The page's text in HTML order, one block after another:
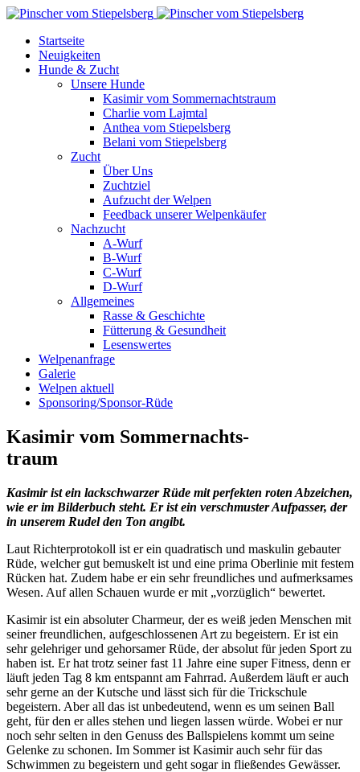
Startseite
Neuigkeiten
Hunde & Zucht
Unsere Hunde
Kasimir vom Sommernachtstraum
Charlie vom Lajmtal
Anthea vom Stiepelsberg
Belani vom Stiepelsberg
Zucht
Über Uns
Zuchtziel
Aufzucht der Welpen
Feedback unserer Welpenkäufer
Nachzucht
A-Wurf
B-Wurf
C-Wurf
D-Wurf
Allgemeines
Rasse & Geschichte
Fütterung & Gesundheit
Lesenswertes
Welpenanfrage
Galerie
Welpen aktuell
Sponsoring/Sponsor-Rüde
Kasimir vom Sommernachts-
traum
Kasimir ist ein lackschwarzer Rüde mit perfekten roten Abzeichen,
wie er im Bilderbuch steht. Er ist ein verschmuster Aufpasser, der
in unserem Rudel den Ton angibt.
Laut Richterprotokoll ist er ein quadratisch und maskulin gebauter
Rüde, welcher gut bemuskelt ist und eine prima Oberlinie mit festem
Rücken hat. Zudem habe er ein sehr freundliches und aufmerksames
Wesen. Auf allen Schauen wurde er mit „vorzüglich“ bewertet.
Kasimir ist ein absoluter Charmeur, der es weiß jeden Menschen mit
seiner freundlichen, aufgeschlossenen Art zu begeistern. Er ist ein
sehr gelehriger und gehorsamer Rüde, der absolut für jeden Sport zu
haben ist. Er hat trotz seiner fast 11 Jahre eine super Fitness, denn er
läuft jeden Tag 8 km entspannt am Fahrrad. Außerdem läuft er auch
sehr gerne an der Kutsche und lässt sich für die Trickschule
begeistern. Aber all das ist unbedeutend, wenn es um seinen Ball
geht, für den er alles stehen und liegen lassen würde. Wobei er nur
noch sehr selten in den Genuss des Ballspielens kommt um seine
Gelenke zu schonen. Im Sommer ist Kasimir auch sehr für das
Schwimmen zu begeistern und geht sogar in fließendes Gewässer.